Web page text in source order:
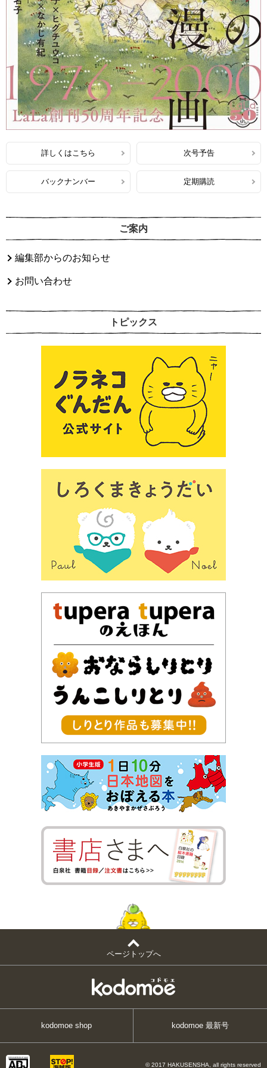
詳しくはこちら 次号予告
バックナンバー 定期購読
ご案内
編集部からのお知らせ
お問い合わせ
トピックス
ページトップへ
kodomoe shop kodomoe 最新号
© 2017 HAKUSENSHA, all rights reserved